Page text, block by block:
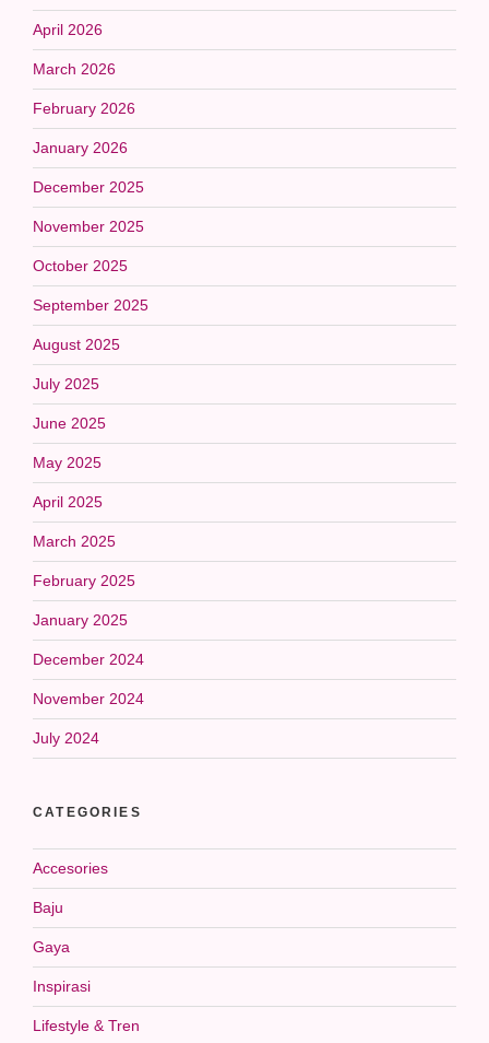
April 2026
March 2026
February 2026
January 2026
December 2025
November 2025
October 2025
September 2025
August 2025
July 2025
June 2025
May 2025
April 2025
March 2025
February 2025
January 2025
December 2024
November 2024
July 2024
CATEGORIES
Accesories
Baju
Gaya
Inspirasi
Lifestyle & Tren